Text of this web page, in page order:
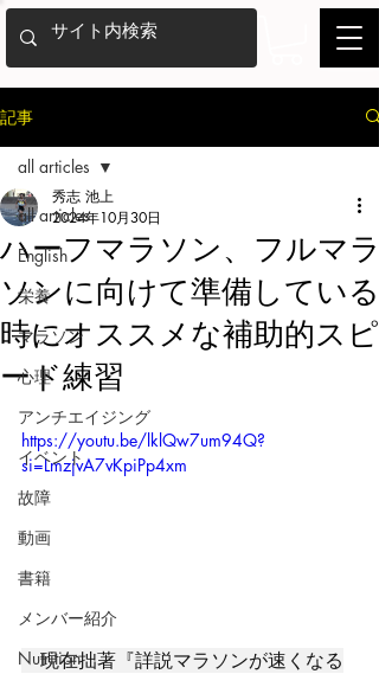
記事
all articles
English
栄養
マラソン
心理
アンチエイジング
イベント
故障
動画
書籍
メンバー紹介
Nutrition
all articles
ハーフマラソン、フルマラ
ソンに向けて準備している
時にオススメな補助的スピ
ード練習
秀志 池上
2024年10月30日
https://youtu.be/lklQw7um94Q?
si=LmzjvA7vKpiPp4xm
現在拙著『詳説マラソンが速くなる